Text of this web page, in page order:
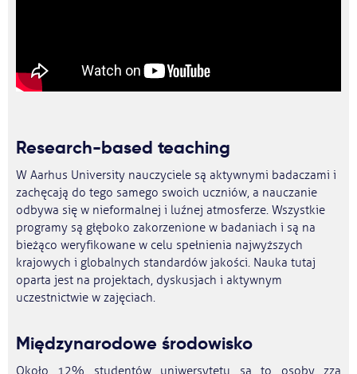
Research-based teaching
W Aarhus University nauczyciele są aktywnymi badaczami i
zachęcają do tego samego swoich uczniów, a nauczanie
odbywa się w nieformalnej i luźnej atmosferze. Wszystkie
programy są głęboko zakorzenione w badaniach i są na
bieżąco weryfikowane w celu spełnienia najwyższych
krajowych i globalnych standardów jakości. Nauka tutaj
oparta jest na projektach, dyskusjach i aktywnym
uczestnictwie w zajęciach.
Międzynarodowe środowisko